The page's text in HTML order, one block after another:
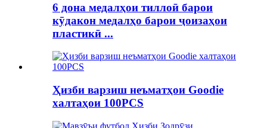
6 дона медалҳои тиллоӣ барои
кӯдакон медалҳо барои ҷоизаҳои
пластикӣ ...
Ҳизби варзиш неъматҳои Goodie
халтаҳои 100PCS